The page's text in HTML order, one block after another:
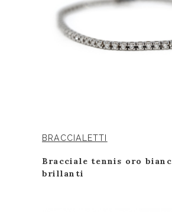
BRACCIALETTI
Bracciale tennis oro
brillanti